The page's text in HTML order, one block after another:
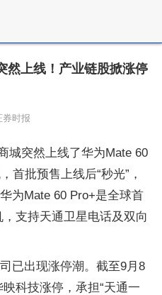
然上线！产业链股掀涨停
券时报
城突然上线了华为Mate 60
首批预售上线后“秒光”，
为Mate 60 Pro+是全球首
支持天通卫星电话及双向
已出现涨停潮。截至9月8
科技涨停，承担“天通一